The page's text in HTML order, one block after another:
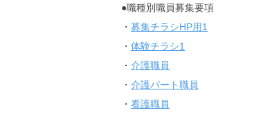
●職種別職員募集要項
・ 募集チラシHP用1
・ 体験チラシ1
・ 介護職員
・ 介護パート職員
・ 看護職員